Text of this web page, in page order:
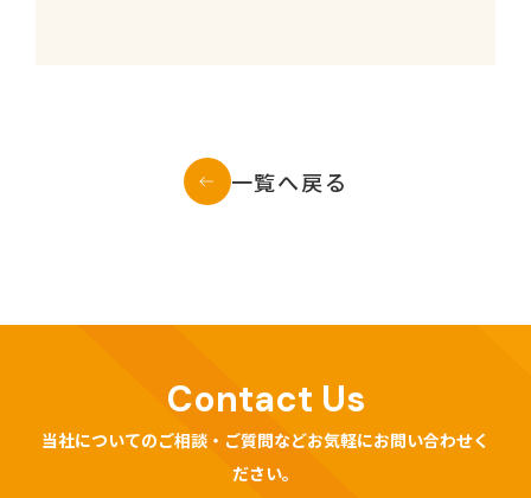
一覧へ戻る
Contact Us
当社についてのご相談・ご質問などお気軽にお問い合わせく
ださい。